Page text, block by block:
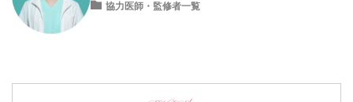
協力医師・監修者一覧